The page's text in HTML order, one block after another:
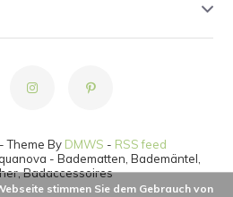
Theme By DMWS - RSS feed
- Badematten, Bademäntel,
Badaccessoires
stimmen Sie dem Gebrauch von